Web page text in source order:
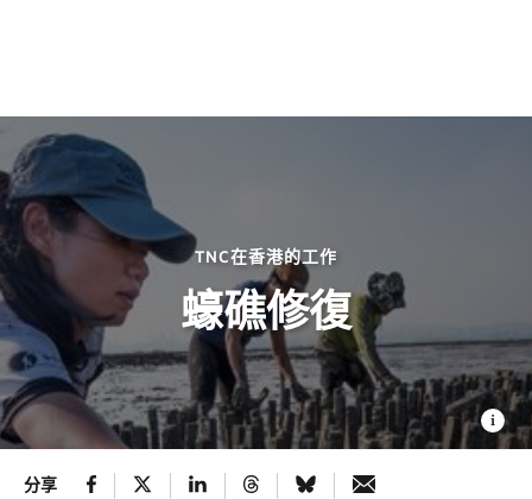
TNC在香港的工作
蠔礁修復
分享